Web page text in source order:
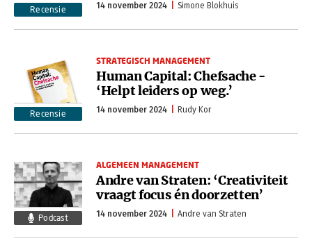
Recensie 14 november 2024 Simone Blokhuis
Recensie
STRATEGISCH MANAGEMENT
Human Capital: Chefsache -
‘Helpt leiders op weg.’
14 november 2024 Rudy Kor
Podcast
ALGEMEEN MANAGEMENT
Andre van Straten: ‘Creativiteit
vraagt focus én doorzetten’
14 november 2024 Andre van Straten